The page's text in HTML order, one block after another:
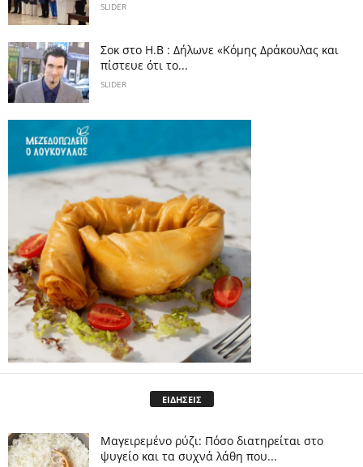
SLIDER
Σοκ στο Η.Β : Δήλωνε «Κόμης Δράκουλας και
πίστευε ότι το...
SLIDER
ΕΙΔΗΣΕΙΣ
Μαγειρεμένο ρύζι: Πόσο διατηρείται στο
ψυγείο και τα συχνά λάθη που...